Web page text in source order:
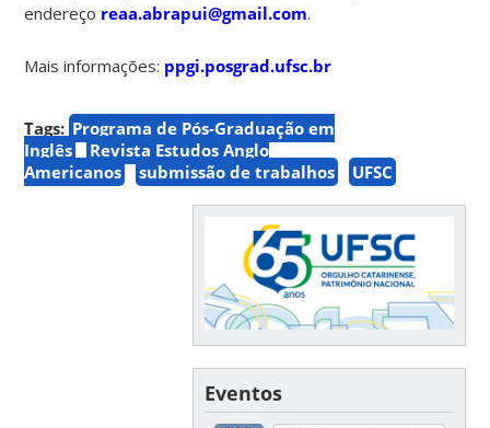
endereço reaa.abrapui@gmail.com.
Mais informações: ppgi.posgrad.ufsc.br
Tags: Programa de Pós-Graduação em
Inglês
Revista Estudos Anglo
Americanos
submissão de trabalhos UFSC
Eventos